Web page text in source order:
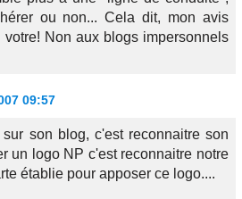
ou non... Cela dit, mon avis
Non aux blogs impersonnels
09:57
son blog, c'est reconnaitre son
un logo NP c'est reconnaitre notre
établie pour apposer ce logo....